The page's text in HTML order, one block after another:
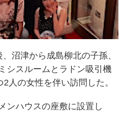
沼津から成島柳北の子孫、
シスルームとラドン吸引機
2人の女性を伴い訪問した。
ンハウスの座敷に設置し